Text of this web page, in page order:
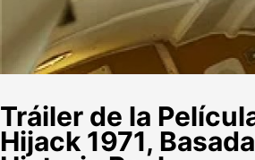
Tráiler de la
Hijack 1971,